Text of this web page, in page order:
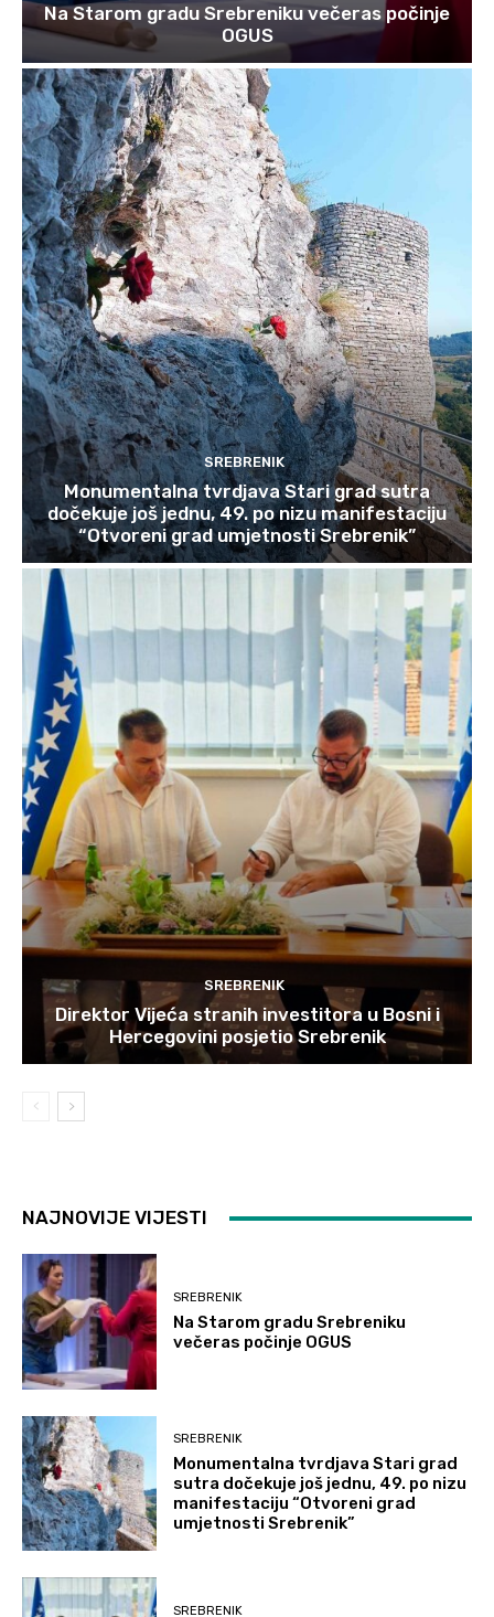
Na Starom gradu Srebreniku večeras počinje
OGUS
SREBRENIK
Monumentalna tvrdjava Stari grad sutra
dočekuje još jednu, 49. po nizu manifestaciju
“Otvoreni grad umjetnosti Srebrenik”
SREBRENIK
Direktor Vijeća stranih investitora u Bosni i
Hercegovini posjetio Srebrenik
NAJNOVIJE VIJESTI
SREBRENIK
Na Starom gradu Srebreniku
večeras počinje OGUS
SREBRENIK
Monumentalna tvrdjava Stari grad
sutra dočekuje još jednu, 49. po nizu
manifestaciju “Otvoreni grad
umjetnosti Srebrenik”
SREBRENIK